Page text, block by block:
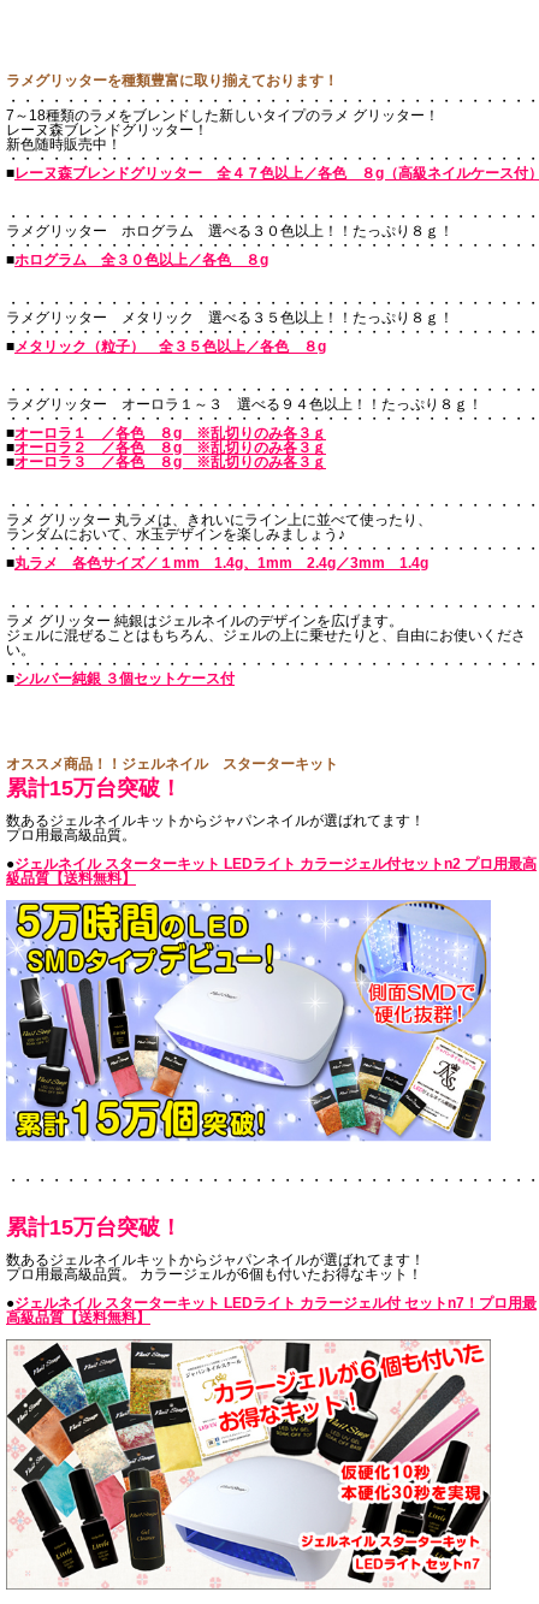
ラメグリッターを種類豊富に取り揃えております！
・・・・・・・・・・・・・・・・・・・・・・・・・・・・・・・・・・・・
7～18種類のラメをブレンドした新しいタイプのラメ グリッター！
レーヌ森ブレンドグリッター！
新色随時販売中！
・・・・・・・・・・・・・・・・・・・・・・・・・・・・・・・・・・・・
■レーヌ森ブレンドグリッター 全４７色以上／各色 ８g（高級ネイルケース付
・・・・・・・・・・・・・・・・・・・・・・・・・・・・・・・・・・・・
ラメグリッター ホログラム 選べる３０色以上！！たっぷり８ｇ！
・・・・・・・・・・・・・・・・・・・・・・・・・・・・・・・・・・・・
■ホログラム 全３０色以上／各色 ８g
・・・・・・・・・・・・・・・・・・・・・・・・・・・・・・・・・・・・
ラメグリッター メタリック 選べる３５色以上！！たっぷり８ｇ！
・・・・・・・・・・・・・・・・・・・・・・・・・・・・・・・・・・・・
■メタリック（粒子） 全３５色以上／各色 ８g
・・・・・・・・・・・・・・・・・・・・・・・・・・・・・・・・・・・・
ラメグリッター オーロラ１～３ 選べる９４色以上！！たっぷり８ｇ！
・・・・・・・・・・・・・・・・・・・・・・・・・・・・・・・・・・・・
■オーロラ１ ／各色 ８g ※乱切りのみ各３ｇ
■オーロラ２ ／各色 ８g ※乱切りのみ各３ｇ
■オーロラ３ ／各色 ８g ※乱切りのみ各３ｇ
・・・・・・・・・・・・・・・・・・・・・・・・・・・・・・・・・・・・
ラメ グリッター 丸ラメは、きれいにライン上に並べて使ったり、
ランダムにおいて、水玉デザインを楽しみましょう♪
・・・・・・・・・・・・・・・・・・・・・・・・・・・・・・・・・・・・
■丸ラメ 各色サイズ／１mm 1.4g、1mm 2.4g／3mm 1.4g
・・・・・・・・・・・・・・・・・・・・・・・・・・・・・・・・・・・・
ラメ グリッター 純銀はジェルネイルのデザインを広げます。
ジェルに混ぜることはもちろん、ジェルの上に乗せたりと、自由にお使いくださ
い。
・・・・・・・・・・・・・・・・・・・・・・・・・・・・・・・・・・・・
■シルバー純銀 ３個セットケース付
オススメ商品！！ジェルネイル スターターキット
累計15万台突破！
数あるジェルネイルキットからジャパンネイルが選ばれてます！
プロ用最高級品質。
●ジェルネイル スターターキット LEDライト カラージェル付セットn2 プロ用最高
級品質【送料無料】
・・・・・・・・・・・・・・・・・・・・・・・・・・・・・・・・・・・・
累計15万台突破！
数あるジェルネイルキットからジャパンネイルが選ばれてます！
プロ用最高級品質。 カラージェルが6個も付いたお得なキット！
●ジェルネイル スターターキット LEDライト カラージェル付 セットn7！プロ用最
高級品質【送料無料】